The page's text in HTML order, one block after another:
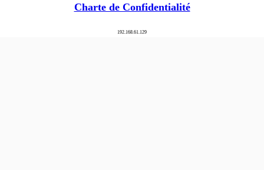
Charte de Confidentialité
192.168.61.129